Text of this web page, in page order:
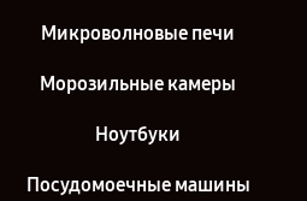
Микроволновые печи
Морозильные камеры
Ноутбуки
Посудомоечные машины